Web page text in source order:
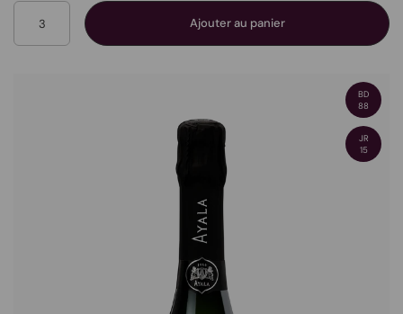
Quantité
Ajouter au panier
BD
88
JR
15